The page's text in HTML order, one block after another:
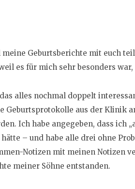
Geburtsberichte mit euch
es für mich sehr besonders
alles nochmal doppelt
Geburtsprotokolle aus der Klinik
Ich habe angegeben, dass ich
– und habe alle drei ohne
Notizen mit meinen Notizen
meiner Söhne entstanden.